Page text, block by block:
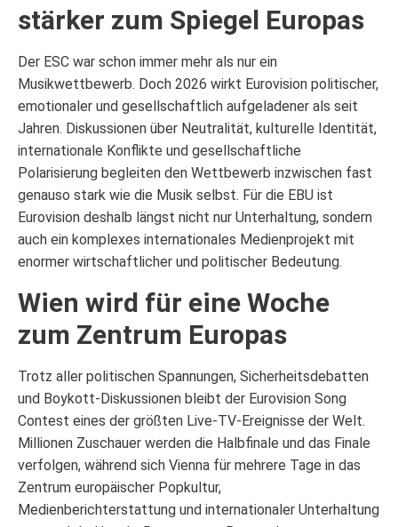
stärker zum Spiegel Europas
Der ESC war schon immer mehr als nur ein
Musikwettbewerb. Doch 2026 wirkt Eurovision politischer,
emotionaler und gesellschaftlich aufgeladener als seit
Jahren. Diskussionen über Neutralität, kulturelle Identität,
internationale Konflikte und gesellschaftliche
Polarisierung begleiten den Wettbewerb inzwischen fast
genauso stark wie die Musik selbst. Für die EBU ist
Eurovision deshalb längst nicht nur Unterhaltung, sondern
auch ein komplexes internationales Medienprojekt mit
enormer wirtschaftlicher und politischer Bedeutung.
Wien wird für eine Woche
zum Zentrum Europas
Trotz aller politischen Spannungen, Sicherheitsdebatten
und Boykott-Diskussionen bleibt der Eurovision Song
Contest eines der größten Live-TV-Ereignisse der Welt.
Millionen Zuschauer werden die Halbfinale und das Finale
verfolgen, während sich Vienna für mehrere Tage in das
Zentrum europäischer Popkultur,
Medienberichterstattung und internationaler Unterhaltung